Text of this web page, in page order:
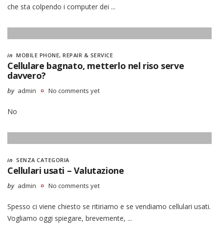
che sta colpendo i computer dei ...
in MOBILE PHONE, REPAIR & SERVICE
Cellulare bagnato, metterlo nel riso serve
davvero?
by admin No comments yet
No
in SENZA CATEGORIA
Cellulari usati – Valutazione
by admin No comments yet
Spesso ci viene chiesto se ritiriamo e se vendiamo cellulari usati.
Vogliamo oggi spiegare, brevemente, ...